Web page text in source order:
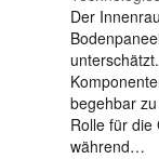
Der
begehbar
Rolle für die
während…